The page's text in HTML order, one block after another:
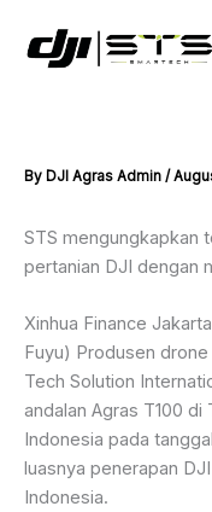
content
By DJI Agras Admin /
STS mengungkapkan
pertanian DJI dengan
Xinhua Finance
Fuyu) Produsen
Tech Solution
andalan Agras T100 di
Indonesia pada
luasnya penerapan
Indonesia.